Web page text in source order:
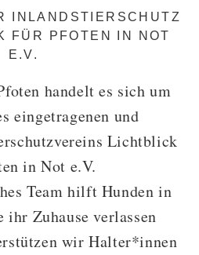
INLANDSTIERSCHUTZ
FÜR PFOTEN IN NOT
E.V.
handelt es sich um
eingetragenen und
Lichtblick
in Not e.V.
Team hilft Hunden in
ihr Zuhause verlassen
wir Halter*innen